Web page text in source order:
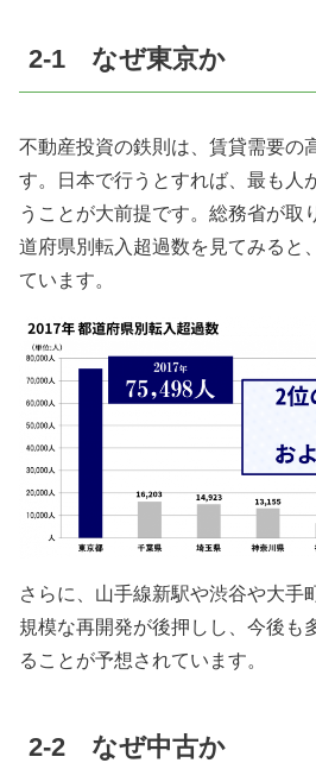
2-1 なぜ東京か
不動産投資の鉄則は、賃貸需要の
す。日本で行うとすれば、最も人
うことが大前提です。総務省が取
道府県別転入超過数を見てみると
ています。
さらに、山手線新駅や渋谷や大手
規模な再開発が後押しし、今後も
ることが予想されています。
2-2 なぜ中古か